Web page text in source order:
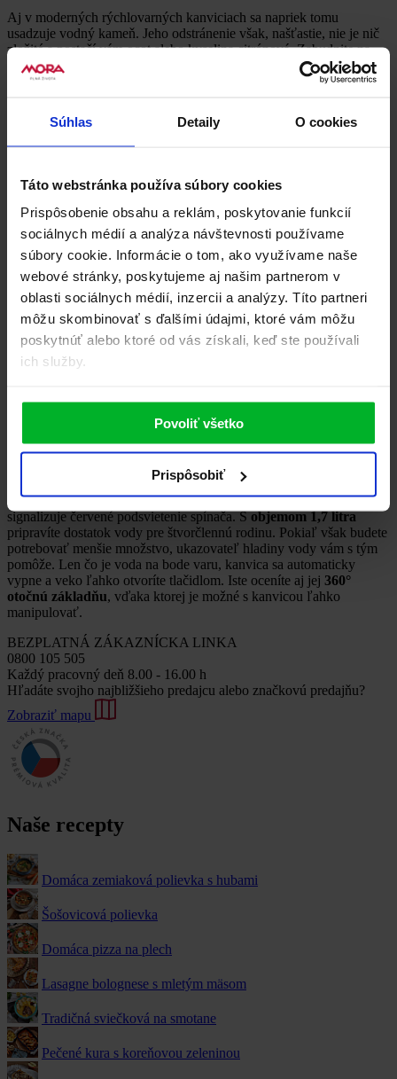
Súhlas Detaily O cookies
Táto webstránka používa súbory cookies
Prispôsobenie obsahu a reklám, poskytovanie funkcií
sociálnych médií a analýza návštevnosti používame
súbory cookie. Informácie o tom, ako využívame naše
webové stránky, poskytujeme aj našim partnerom v
oblasti sociálnych médií, inzercii a analýzy. Títo partneri
môžu skombinovať s ďalšími údajmi, ktoré vám môžu
poskytnúť alebo ktoré od vás získali, keď ste používali
ich služby.
Povoliť všetko
Prispôsobiť
Aj v moderných rýchlovarných kanviciach sa napriek tomu
usadzuje vodný kameň. Jeho odstránenie však, našťastie, nie je nič
zložité a postačí vám ocot alebo kyselina citrónová. Zabudnite na
použitie drôtenky alebo ostrých predmetov, s týmito pomocníkmi to
pôjde ľahko.
vodou, vyvarte.
Kyselina citrónová
Kyselinu citrónovú stačí nasypať do plne naplnenej kanvice a
povariť.
Skôr než voda vychladne, vylejte ju.
Pri silnejšom nánose je potrebné postup opakovať. Vodný
kameň sa uvoľní a neskôr rozpustí.
Nakoniec ešte niekoľkokrát kanvicu prepláchnite vodou a
jednu plnú kanvicu prevarte, aby zmizla prípadná kyslosť a
zvyšky citrónovej šťavy.
Ako vybrať rýchlovarnú kanvicu
filtrom vodného kameňa, takže si vaše nápoje budete môcť
vychutnať v top kvalite bez nežiaducich vápenných usadenín.
MORA myslí aj na bezpečnosť, preto táto kanvica disponuje
ochranou pred zapnutím bez vody. Zapnutie vám jasne
signalizuje červené podsvietenie spínača. Sobjemom 1,7 litra
pripravíte dostatok vody pre štvorčlennú rodinu. Pokiaľ však budete
potrebovať menšie množstvo, ukazovateľ hladiny vody vám s tým
pomôže. Len čo je voda na bode varu, kanvica sa automaticky
vypne a veko ľahko otvoríte tlačidlom. Iste oceníte aj jej 360°
otočnú základňu, vďaka ktorej je možné s kanvicou ľahko
manipulovať.
BEZPLATNÁ ZÁKAZNÍCKA LINKA
0800 105 505
Každý pracovný deň 8.00 - 16.00 h
Hľadáte svojho najbližšieho predajcu alebo značkovú predajňu?
Zobraziť mapu
Naše recepty
Domáca zemiaková polievka s hubami
Šošovicová polievka
Domáca pizza na plech
Lasagne bolognese s mletým mäsom
Tradičná sviečková na smotane
Pečené kura s koreňovou zeleninou